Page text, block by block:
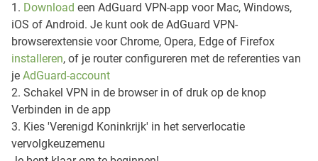
1. Download een AdGuard VPN-app voor Mac, Windows,
iOS of Android. Je kunt ook de AdGuard VPN-
browserextensie voor Chrome, Opera, Edge of Firefox
installeren, of je router configureren met de referenties van
je AdGuard-account
2. Schakel VPN in de browser in of druk op de knop
Verbinden in de app
3. Kies 'Verenigd Koninkrijk' in het serverlocatie
vervolgkeuzemenu